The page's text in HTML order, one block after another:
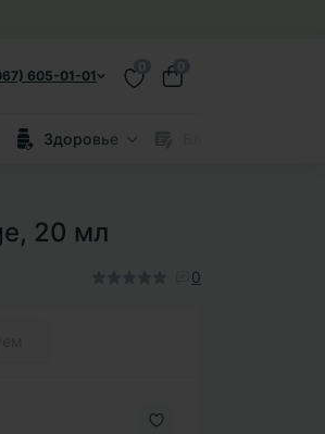
605-01-01
Здоровье
20 мл
0